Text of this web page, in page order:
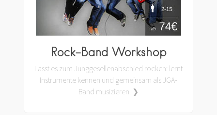
Rock-Band Workshop
Lasst es zum Junggesellenabschied rocken: lernt
Instrumente kennen und gemeinsam als JGA-
Band musizieren. ❯